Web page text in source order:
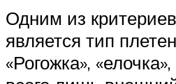
Одним из
является тип
«Рогожка»,